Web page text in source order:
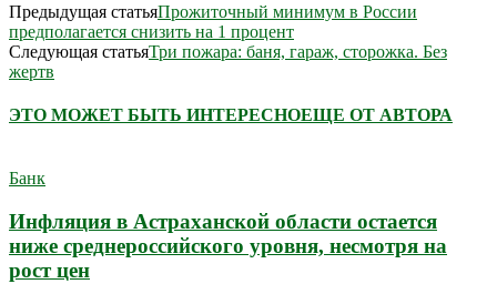
Предыдущая статьяПрожиточный минимум в России
предполагается снизить на 1 процент
Следующая статьяТри пожара: баня, гараж, сторожка. Без
жертв
ЭТО МОЖЕТ БЫТЬ ИНТЕРЕСНОЕЩЕ ОТ АВТОРА
Банк
Инфляция в Астраханской области остается
ниже среднероссийского уровня, несмотря на
рост цен